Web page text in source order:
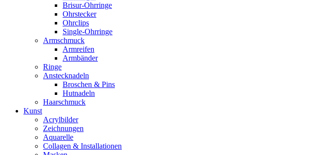
Brisur-Ohrringe
Ohrstecker
Ohrclips
Single-Ohrringe
Armschmuck
Armreifen
Armbänder
Ringe
Anstecknadeln
Broschen & Pins
Hutnadeln
Haarschmuck
Kunst
Acrylbilder
Zeichnungen
Aquarelle
Collagen & Installationen